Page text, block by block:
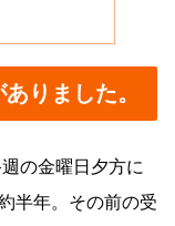
りました。
の金曜日夕方に
半年。その前の受